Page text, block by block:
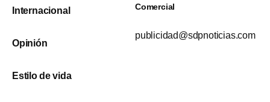
Internacional
Opinión
Estilo de vida
Comercial
publicidad@sdpnoticias.com